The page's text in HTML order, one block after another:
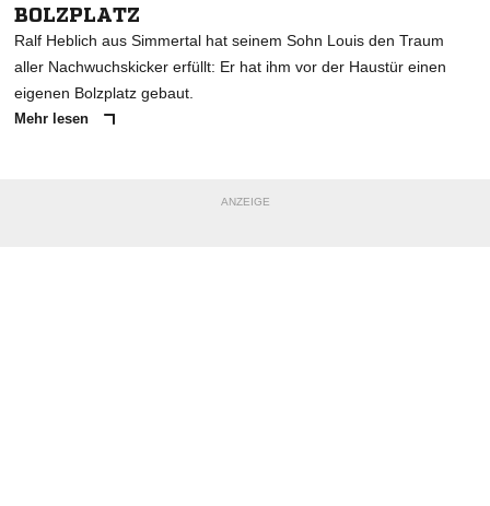
BOLZPLATZ
Ralf Heblich aus Simmertal hat seinem Sohn Louis den Traum
aller Nachwuchskicker erfüllt: Er hat ihm vor der Haustür einen
eigenen Bolzplatz gebaut.
Mehr lesen
ANZEIGE